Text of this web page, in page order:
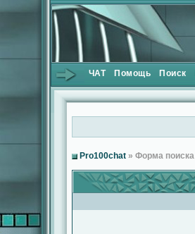
ЧАТ Помощь Поиск
Pro100chat » Форма поиска